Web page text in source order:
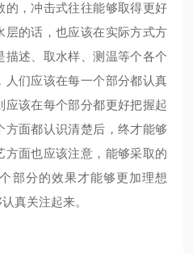
的，冲击式往往能够取得更好
层的话，也应该在实际方式方
述、取水样、测温等个各个
人们应该在每一个部分都认真
该在每个部分都更好把握起
面都认识清楚后，终才能够
面也应该注意，能够采取的
部分的效果才能够更加理想
真关注起来。